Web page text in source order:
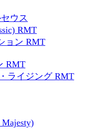
ウス
RMT
ョン RMT
RMT
ライジング RMT